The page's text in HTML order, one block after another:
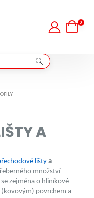
0
A
lištya
množství
zejména o hliníkové
povrchem a